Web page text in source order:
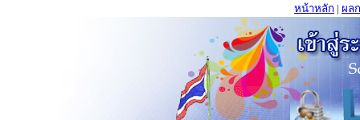
หน้าหลัก | ผล